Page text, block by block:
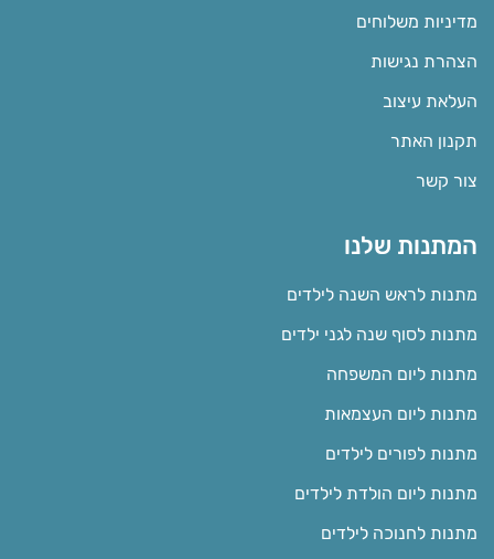
מדיניות משלוחים
הצהרת נגישות
העלאת עיצוב
תקנון האתר
צור קשר
המתנות שלנו
מתנות לראש השנה לילדים
מתנות לסוף שנה לגני ילדים
מתנות ליום המשפחה
מתנות ליום העצמאות
מתנות לפורים לילדים
מתנות ליום הולדת לילדים
מתנות לחנוכה לילדים